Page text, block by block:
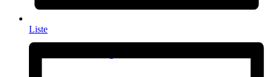
Liste